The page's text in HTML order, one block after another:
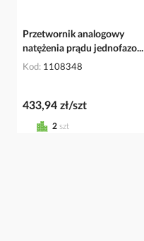
Przetwornik analogowy
natężenia prądu jednofazo...
Kod 1108348
433,94 zł/szt
2 szt